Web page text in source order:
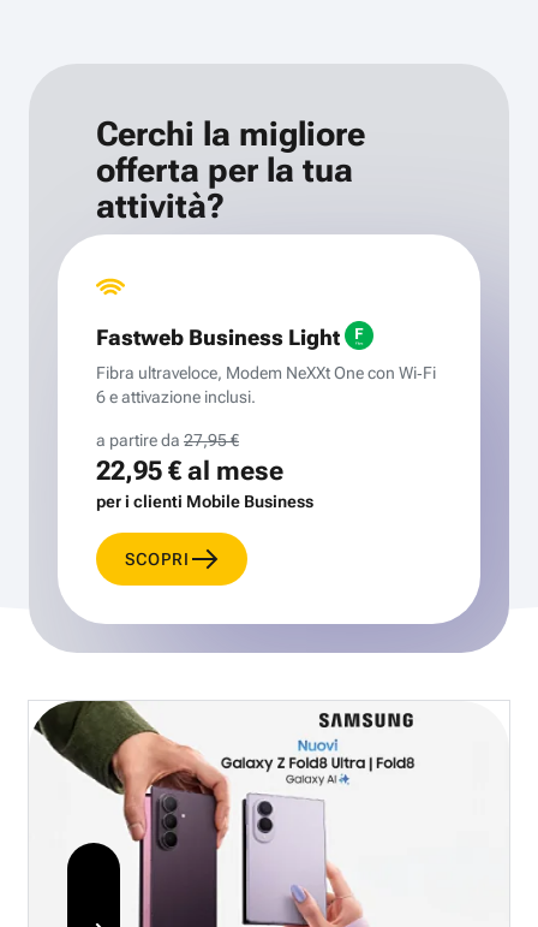
Cerchi la migliore
offerta per la tua
attività?
Fastweb Business Light
Fibra ultraveloce, Modem NeXXt One con Wi‑Fi
6 e attivazione inclusi.
a partire da 27,95 €
22,95 €al mese
per i clienti Mobile Business
SCOPRI